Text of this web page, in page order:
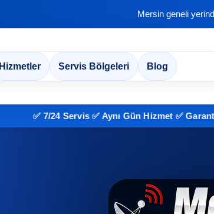
Mersin geneli
Hizmetler Servis Bölgeleri Blog
✅ 7/24 Servis ✅ Aynı Gün Hizmet ✅ Garantili